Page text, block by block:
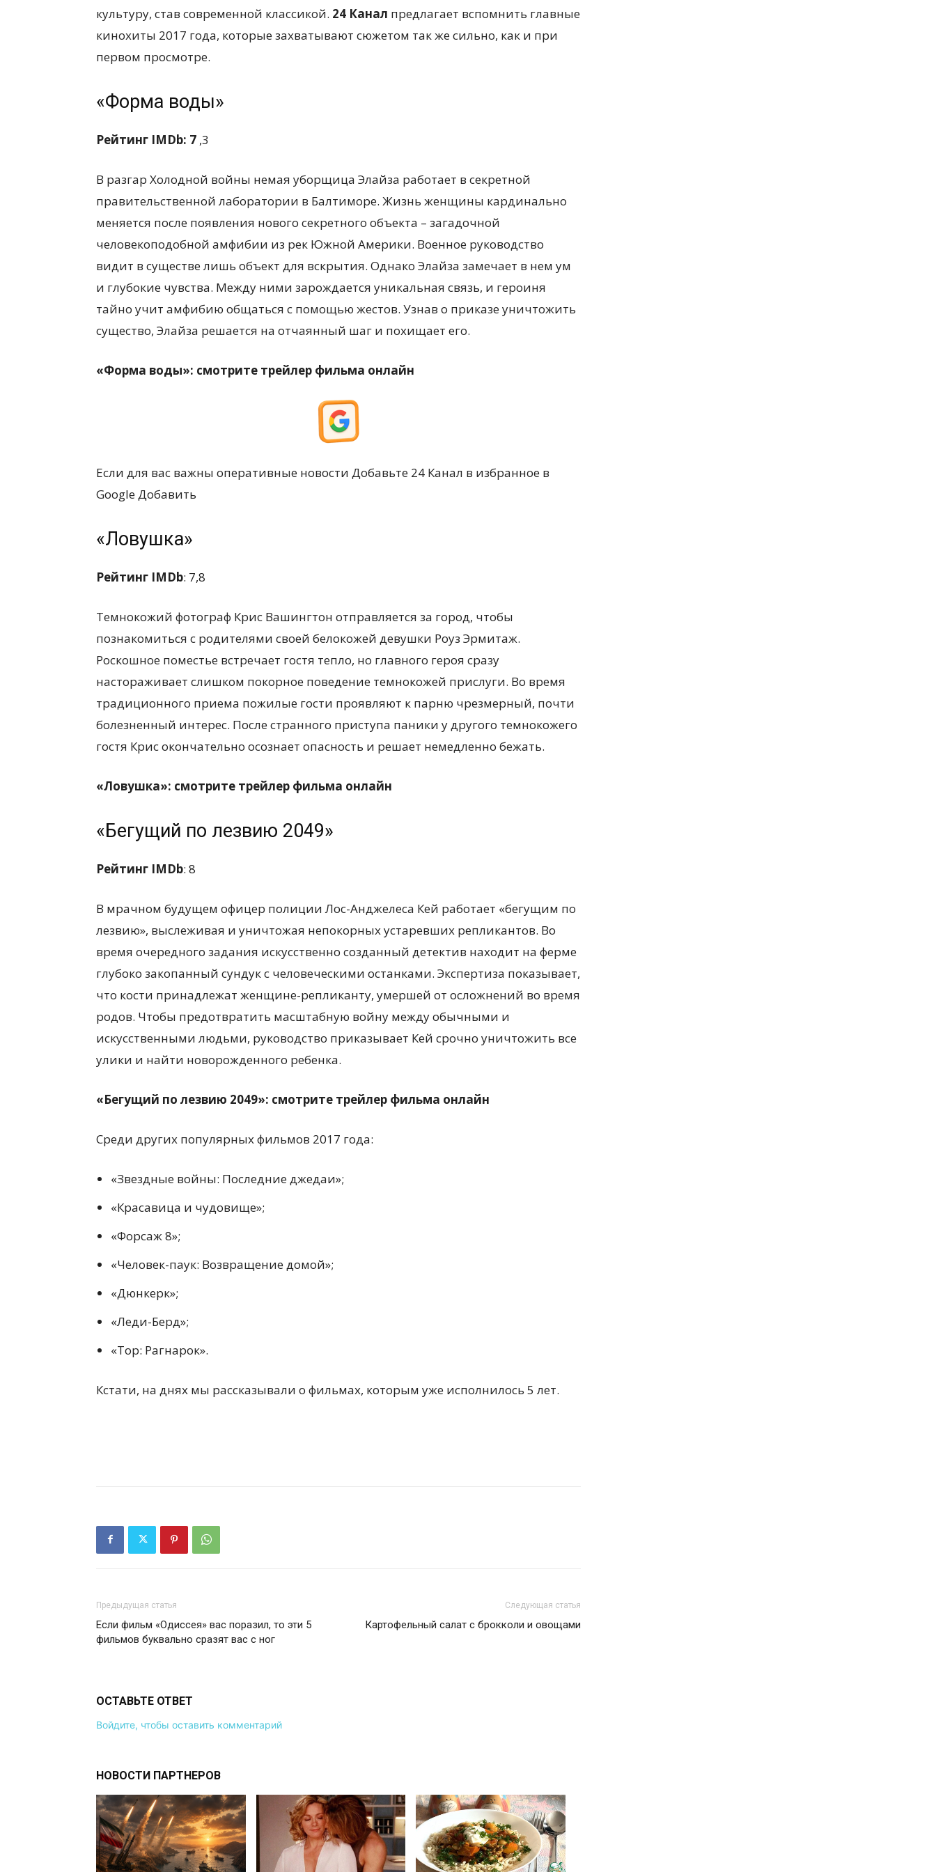
культуру, став современной классикой. 24 Канал предлагает вспомнить главные
кинохиты 2017 года, которые захватывают сюжетом так же сильно, как и при
первом просмотре.
«Форма воды»
Рейтинг IMDb: 7 ,3
В разгар Холодной войны немая уборщица Элайза работает в секретной
правительственной лаборатории в Балтиморе. Жизнь женщины кардинально
меняется после появления нового секретного объекта – загадочной
человекоподобной амфибии из рек Южной Америки. Военное руководство
видит в существе лишь объект для вскрытия. Однако Элайза замечает в нем ум
и глубокие чувства. Между ними зарождается уникальная связь, и героиня
тайно учит амфибию общаться с помощью жестов. Узнав о приказе уничтожить
существо, Элайза решается на отчаянный шаг и похищает его.
«Форма воды»: смотрите трейлер фильма онлайн
Если для вас важны оперативные новости Добавьте 24 Канал в избранное в
Google Добавить
«Ловушка»
Рейтинг IMDb: 7,8
Темнокожий фотограф Крис Вашингтон отправляется за город, чтобы
познакомиться с родителями своей белокожей девушки Роуз Эрмитаж.
Роскошное поместье встречает гостя тепло, но главного героя сразу
настораживает слишком покорное поведение темнокожей прислуги. Во время
традиционного приема пожилые гости проявляют к парню чрезмерный, почти
болезненный интерес. После странного приступа паники у другого темнокожего
гостя Крис окончательно осознает опасность и решает немедленно бежать.
«Ловушка»: смотрите трейлер фильма онлайн
«Бегущий по лезвию 2049»
Рейтинг IMDb: 8
В мрачном будущем офицер полиции Лос-Анджелеса Кей работает «бегущим по
лезвию», выслеживая и уничтожая непокорных устаревших репликантов. Во
время очередного задания искусственно созданный детектив находит на ферме
глубоко закопанный сундук с человеческими останками. Экспертиза показывает,
что кости принадлежат женщине-репликанту, умершей от осложнений во время
родов. Чтобы предотвратить масштабную войну между обычными и
искусственными людьми, руководство приказывает Кей срочно уничтожить все
улики и найти новорожденного ребенка.
«Бегущий по лезвию 2049»: смотрите трейлер фильма онлайн
Среди других популярных фильмов 2017 года:
«Звездные войны: Последние джедаи»;
«Красавица и чудовище»;
«Форсаж 8»;
«Человек-паук: Возвращение домой»;
«Дюнкерк»;
«Леди-Берд»;
«Тор: Рагнарок».
Кстати, на днях мы рассказывали о фильмах, которым уже исполнилось 5 лет.
Предыдущая статья
Если фильм «Одиссея» вас поразил, то эти 5
фильмов буквально сразят вас с ног
Следующая статья
Картофельный салат с брокколи и овощами
ОСТАВЬТЕ ОТВЕТ
Войдите, чтобы оставить комментарий
НОВОСТИ ПАРТНЕРОВ